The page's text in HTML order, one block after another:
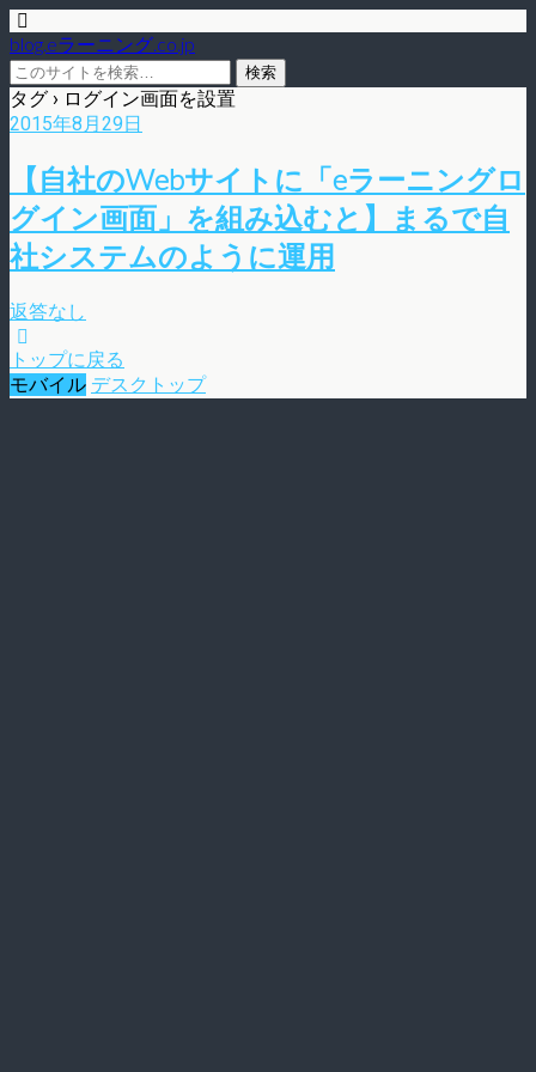
blog.eラーニング.co.jp
タグ › ログイン画面を設置
2015年8月29日
【自社のWebサイトに「eラーニングロ
グイン画面」を組み込むと】まるで自
社システムのように運用
返答なし
トップに戻る
モバイル デスクトップ